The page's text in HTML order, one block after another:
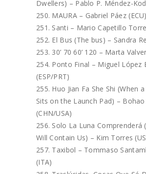
Dwellers) – Pablo P. Méndez-
MAURA – Gabriel Páez (ECU)
Santi – Mario Capetillo
El Bus (The bus) – Sandra
30’ 70 60’ 120 – Marta
Ponto Final – Miguel López
(ESP/PRT)
Huo Jian Fa She Shi (When
Sits on the Launch Pad) –
(CHN/USA)
Solo La Luna Comprenderá
Will Contain Us) – Kim Torres
Taxibol – Tommaso
(ITA)